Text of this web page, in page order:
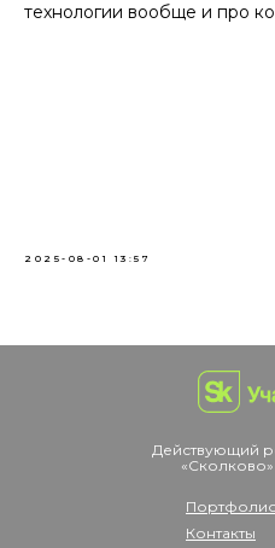
технологии вообще и про
2025-08-01 13:57
Действующий
«Сколково»
Контакты